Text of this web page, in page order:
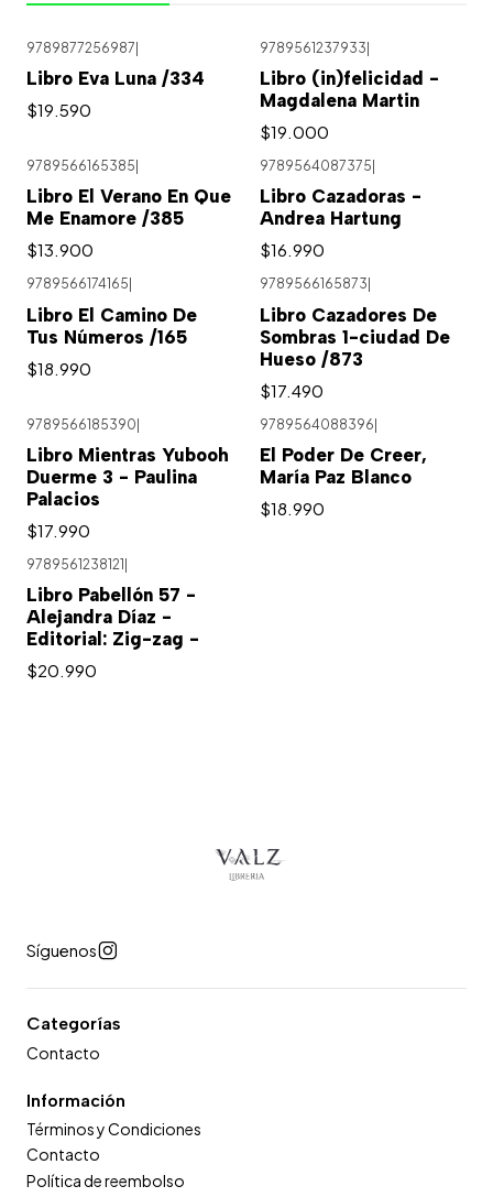
9789877256987|
Libro Eva Luna /334
$19.590
9789561237933|
Libro (in)felicidad -
Magdalena Martin
$19.000
9789566165385
Libro El Verano En Que
Me Enamore /385
$13.900
9789564087375
Libro Cazadoras -
Andrea Hartung
$16.990
9789566174165
Libro El Camino De
Tus Números /165
$18.990
9789566165873
Libro Cazadores De
Sombras 1-ciudad De
Hueso /873
$17.490
9789566185390|
Libro Mientras Yubooh
Duerme 3 - Paulina
Palacios
$17.990
9789564088396|
El Poder De Creer,
María Paz Blanco
$18.990
9789561238121
Libro Pabellón 57 -
Alejandra Díaz -
Editorial: Zig-zag -
$20.990
Síguenos
Categorías
Contacto
Información
Términos y Condiciones
Contacto
Política de reembolso